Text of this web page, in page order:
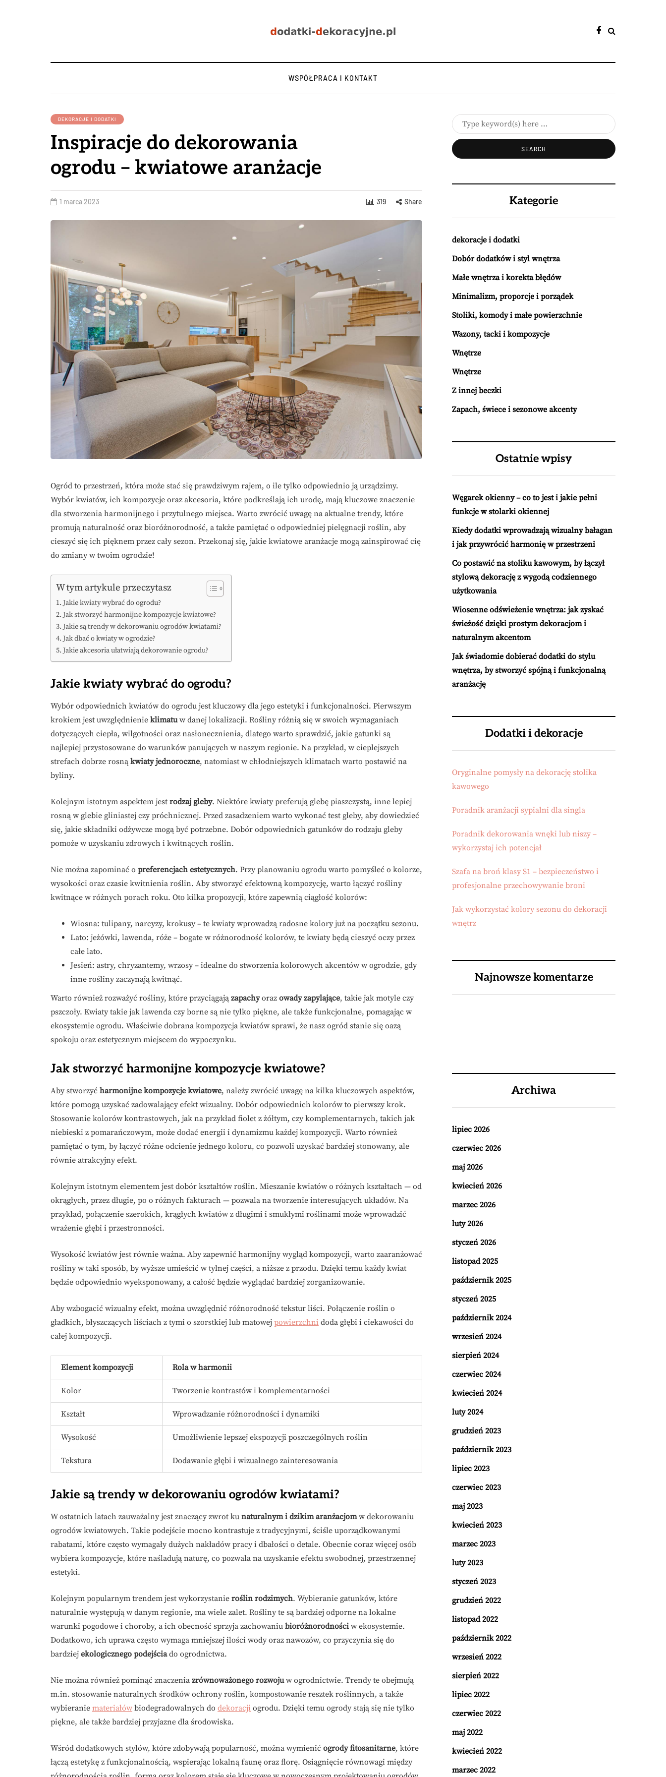
WSPÓŁPRACA I KONTAKT
DEKORACJE I DODATKI
Inspiracje do dekorowania
ogrodu – kwiatowe aranżacje
1 marca 2023 319 Share
Ogród to przestrzeń, która może stać się prawdziwym rajem, o ile tylko odpowiednio ją urządzimy.
Wybór kwiatów, ich kompozycje oraz akcesoria, które podkreślają ich urodę, mają kluczowe znaczenie
dla stworzenia harmonijnego i przytulnego miejsca. Warto zwrócić uwagę na aktualne trendy, które
promują naturalność oraz bioróżnorodność, a także pamiętać o odpowiedniej pielęgnacji roślin, aby
cieszyć się ich pięknem przez cały sezon. Przekonaj się, jakie kwiatowe aranżacje mogą zainspirować cię
do zmiany w twoim ogrodzie!
W tym artykule przeczytasz
Jakie kwiaty wybrać do ogrodu?
Jak stworzyć harmonijne kompozycje kwiatowe?
Jakie są trendy w dekorowaniu ogrodów kwiatami?
Jak dbać o kwiaty w ogrodzie?
Jakie akcesoria ułatwiają dekorowanie ogrodu?
Jakie kwiaty wybrać do ogrodu?
Wybór odpowiednich kwiatów do ogrodu jest kluczowy dla jego estetyki i funkcjonalności. Pierwszym
krokiem jest uwzględnienie klimatuw danej lokalizacji. Rośliny różnią się w swoich wymaganiach
dotyczących ciepła, wilgotności oraz nasłonecznienia, dlatego warto sprawdzić, jakie gatunki są
najlepiej przystosowane do warunków panujących w naszym regionie. Na przykład, w cieplejszych
strefach dobrze rosną kwiaty jednoroczne, natomiast w chłodniejszych klimatach warto postawić na
byliny.
Kolejnym istotnym aspektem jest rodzaj gleby. Niektóre kwiaty preferują glebę piaszczystą, inne lepiej
rosną w glebie gliniastej czy próchnicznej. Przed zasadzeniem warto wykonać test gleby, aby dowiedzieć
się, jakie składniki odżywcze mogą być potrzebne. Dobór odpowiednich gatunków do rodzaju gleby
pomoże w uzyskaniu zdrowych i kwitnących roślin.
Nie można zapominać o preferencjach estetycznych. Przy planowaniu ogrodu warto pomyśleć o kolorze,
wysokości oraz czasie kwitnienia roślin. Aby stworzyć efektowną kompozycję, warto łączyć rośliny
kwitnące w różnych porach roku. Oto kilka propozycji, które zapewnią ciągłość kolorów:
Wiosna: tulipany, narcyzy, krokusy – te kwiaty wprowadzą radosne kolory już na początku sezonu.
Lato: jeżówki, lawenda, róże – bogate w różnorodność kolorów, te kwiaty będą cieszyć oczy przez
całe lato.
Jesień: astry, chryzantemy, wrzosy – idealne do stworzenia kolorowych akcentów w ogrodzie, gdy
inne rośliny zaczynają kwitnąć.
Warto również rozważyć rośliny, które przyciągają zapachyoraz owady zapylające, takie jak motyle czy
pszczoły. Kwiaty takie jak lawenda czy borne są nie tylko piękne, ale także funkcjonalne, pomagając w
ekosystemie ogrodu. Właściwie dobrana kompozycja kwiatów sprawi, że nasz ogród stanie się oazą
spokoju oraz estetycznym miejscem do wypoczynku.
Jak stworzyć harmonijne kompozycje kwiatowe?
Aby stworzyć harmonijne kompozycje kwiatowe, należy zwrócić uwagę na kilka kluczowych aspektów,
które pomogą uzyskać zadowalający efekt wizualny. Dobór odpowiednich kolorów to pierwszy krok.
Stosowanie kolorów kontrastowych, jak na przykład fiolet z żółtym, czy komplementarnych, takich jak
niebieski z pomarańczowym, może dodać energii i dynamizmu każdej kompozycji. Warto również
pamiętać o tym, by łączyć różne odcienie jednego koloru, co pozwoli uzyskać bardziej stonowany, ale
równie atrakcyjny efekt.
Kolejnym istotnym elementem jest dobór kształtów roślin. Mieszanie kwiatów o różnych kształtach — od
okrągłych, przez długie, po o różnych fakturach — pozwala na tworzenie interesujących układów. Na
przykład, połączenie szerokich, krągłych kwiatów z długimi i smukłymi roślinami może wprowadzić
wrażenie głębi i przestronności.
Wysokość kwiatów jest równie ważna. Aby zapewnić harmonijny wygląd kompozycji, warto zaaranżować
rośliny w taki sposób, by wyższe umieścić w tylnej części, a niższe z przodu. Dzięki temu każdy kwiat
będzie odpowiednio wyeksponowany, a całość będzie wyglądać bardziej zorganizowanie.
Aby wzbogacić wizualny efekt, można uwzględnić różnorodność tekstur liści. Połączenie roślin o
gładkich, błyszczących liściach z tymi o szorstkiej lub matowej powierzchni doda głębi i ciekawości do
całej kompozycji.
Element kompozycji Rola w harmonii
Kolor Tworzenie kontrastów i komplementarności
Kształt Wprowadzanie różnorodności i dynamiki
Wysokość Umożliwienie lepszej ekspozycji poszczególnych roślin
Tekstura Dodawanie głębi i wizualnego zainteresowania
Jakie są trendy w dekorowaniu ogrodów kwiatami?
W ostatnich latach zauważalny jest znaczący zwrot ku naturalnym i dzikim aranżacjomw dekorowaniu
ogrodów kwiatowych. Takie podejście mocno kontrastuje z tradycyjnymi, ściśle uporządkowanymi
rabatami, które często wymagały dużych nakładów pracy i dbałości o detale. Obecnie coraz więcej osób
wybiera kompozycje, które naśladują naturę, co pozwala na uzyskanie efektu swobodnej, przestrzennej
estetyki.
Kolejnym popularnym trendem jest wykorzystanie roślin rodzimych. Wybieranie gatunków, które
naturalnie występują w danym regionie, ma wiele zalet. Rośliny te są bardziej odporne na lokalne
warunki pogodowe i choroby, a ich obecność sprzyja zachowaniu bioróżnorodności w ekosystemie.
Dodatkowo, ich uprawa często wymaga mniejszej ilości wody oraz nawozów, co przyczynia się do
bardziej ekologicznego podejściado ogrodnictwa.
Nie można również pominąć znaczenia zrównoważonego rozwojuw ogrodnictwie. Trendy te obejmują
m.in. stosowanie naturalnych środków ochrony roślin, kompostowanie resztek roślinnych, a także
wybieranie materiałów biodegradowalnych do dekoracji ogrodu. Dzięki temu ogrody stają się nie tylko
piękne, ale także bardziej przyjazne dla środowiska.
Wśród dodatkowych stylów, które zdobywają popularność, można wymienić ogrody fitosanitarne, które
łączą estetykę z funkcjonalnością, wspierając lokalną faunę oraz florę. Osiągnięcie równowagi między
Kategorie
dekoracje i dodatki
Dobór dodatków i styl wnętrza
Małe wnętrza i korekta błędów
Minimalizm, proporcje i porządek
Stoliki, komody i małe powierzchnie
Wazony, tacki i kompozycje
Wnętrze
Wnętrze
Z innej beczki
Zapach, świece i sezonowe akcenty
Ostatnie wpisy
Węgarek okienny – co to jest i jakie pełni
funkcje w stolarki okiennej
Kiedy dodatki wprowadzają wizualny bałagan
i jak przywrócić harmonię w przestrzeni
Co postawić na stoliku kawowym, by łączył
stylową dekorację z wygodą codziennego
użytkowania
Wiosenne odświeżenie wnętrza: jak zyskać
świeżość dzięki prostym dekoracjom i
naturalnym akcentom
Jak świadomie dobierać dodatki do stylu
wnętrza, by stworzyć spójną i funkcjonalną
aranżację
Dodatki i dekoracje
Oryginalne pomysły na dekorację stolika
kawowego
Poradnik aranżacji sypialni dla singla
Poradnik dekorowania wnęki lub niszy –
wykorzystaj ich potencjał
Szafa na broń klasy S1 – bezpieczeństwo i
profesjonalne przechowywanie broni
Jak wykorzystać kolory sezonu do dekoracji
wnętrz
Najnowsze komentarze
Archiwa
lipiec 2026
czerwiec 2026
maj 2026
kwiecień 2026
marzec 2026
luty 2026
styczeń 2026
listopad 2025
październik 2025
styczeń 2025
październik 2024
wrzesień 2024
sierpień 2024
czerwiec 2024
kwiecień 2024
luty 2024
grudzień 2023
październik 2023
lipiec 2023
czerwiec 2023
maj 2023
kwiecień 2023
marzec 2023
luty 2023
styczeń 2023
grudzień 2022
listopad 2022
październik 2022
wrzesień 2022
sierpień 2022
lipiec 2022
czerwiec 2022
maj 2022
kwiecień 2022
marzec 2022